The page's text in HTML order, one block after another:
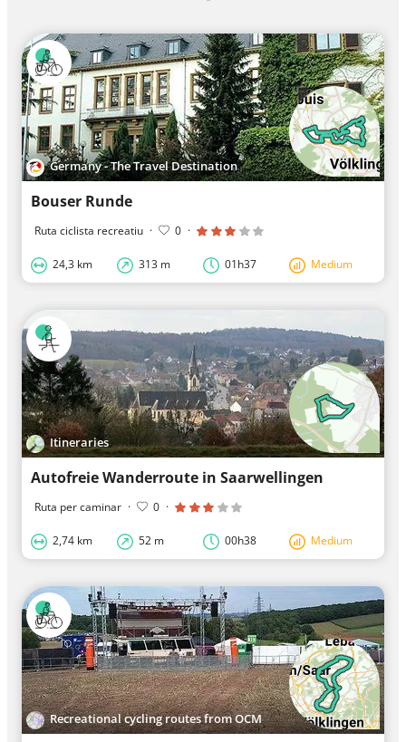
Germany - The Travel Destination
Bouser Runde
Ruta ciclista recreatiu · 0 ·
24,3 km 313 m 01h37 Medium
Itineraries
Autofreie Wanderroute in Saarwellingen
Ruta per caminar · 0 ·
2,74 km 52 m 00h38 Medium
Recreational cycling routes from OCM